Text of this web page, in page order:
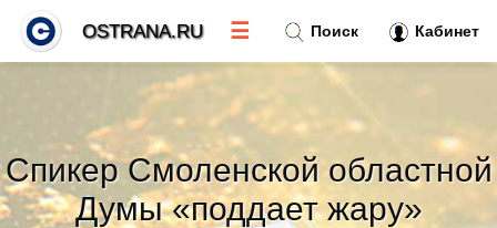
Спикер Смоленской областной
Думы «поддает жару»
Поиск Кабинет
OSTRANA.RU ☰
Тренды новостей»